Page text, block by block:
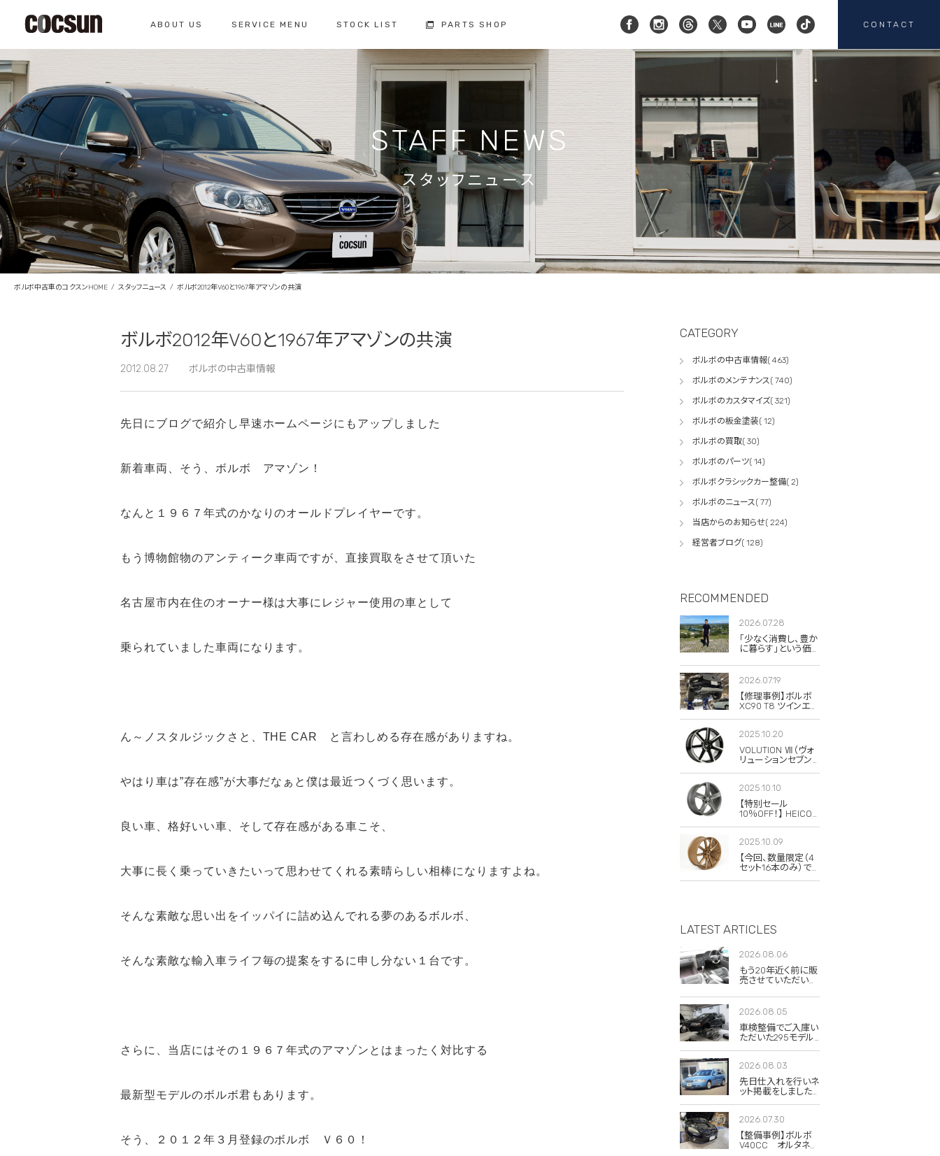
ABOUT US
私たちについて コクスンについて フィロソフィー 人と環境への配慮 会社概要
仕入れの基準 お車の保証 納車前の整備 HEICO SPORTIV お客様の声
SERVICE MENU
サービスメニュー 車検のご案内 修理・点検・メンテナンス 板金塗装 カスタマイズ
クラシックカー整備 ボルボ故障事例集 買取査定 注文販売
STOCK LIST PARTS SHOP CONTACT
CONTACT
お問い合わせ 0568-26-7071
コクスン土浦
029-846-0727
コクスン横浜
045-719-9357
総合お問い合わせ 車検のお問い合わせ
修理・点検・
メンテナンスの
お問い合わせ
カスタマイズの
お問い合わせ
クラシックカー整備の
お問い合わせ
買取のお問い合わせ
注文販売の
お問い合わせ
板金塗装の
STAFF NEWS
スタッフニュース
ボルボ中古車のコクスンHOME スタッフニュース ボルボ2012年V60と1967年アマゾンの共演
ボルボ2012年V60と1967年アマゾンの共演
2012.08.27 ボルボの中古車情報
先日にブログで紹介し早速ホームページにもアップしました
新着車両、そう、ボルボ アマゾン！
なんと１９６７年式のかなりのオールドプレイヤーです。
もう博物館物のアンティーク車両ですが、直接買取をさせて頂いた
名古屋市内在住のオーナー様は大事にレジャー使用の車として
乗られていました車両になります。
ん～ノスタルジックさと、THE CAR と言わしめる存在感がありますね。
やはり車は”存在感”が大事だなぁと僕は最近つくづく思います。
良い車、格好いい車、そして存在感がある車こそ、
大事に長く乗っていきたいって思わせてくれる素晴らしい相棒になりますよね。
そんな素敵な思い出をイッパイに詰め込んでれる夢のあるボルボ、
そんな素敵な輸入車ライフ毎の提案をするに申し分ない１台です。
さらに、当店にはその１９６７年式のアマゾンとはまったく対比する
最新型モデルのボルボ君もあります。
そう、２０１２年３月登録のボルボ Ｖ６０！
CATEGORY
ボルボの中古車情報( 463)
ボルボのメンテナンス( 740)
ボルボのカスタマイズ( 321)
ボルボの板金塗装( 12)
ボルボの買取( 30)
ボルボのパーツ( 14)
ボルボクラシックカー整備( 2)
ボルボのニュース( 77)
当店からのお知らせ( 224)
経営者ブログ( 128)
RECOMMENDED
2026.07.28
「少なく消費し、豊か
に暮らす」という価
スウェーデンに惹か
れる理由
2026.07.19
【修理事例】ボルボ
XC90 T8 ツインエン
ERAD（電動リアアク
スル駆動）交換・エア
コンコンプレッサー
交換
2025.10.20
VOLUTION Ⅶ（ヴォ
リューションセブン）
2025.10.10
【特別セール
10％OFF！】 HEICO
Classic 8×19 チタニ
ウム 4本セット
2025.10.09
【今回、数量限定（4
セット16本のみ）で
LATEST ARTICLES
2026.08.06
もう20年近く前に販
売させていただいた
テリア写真が出てき
ました。
2026.08.05
車検整備でご入庫い
ただいた295モデル
2026.08.03
先日仕入れを行いネ
ット掲載をしました
2026.07.30
【整備事例】ボルボ
V40CC オルタネー